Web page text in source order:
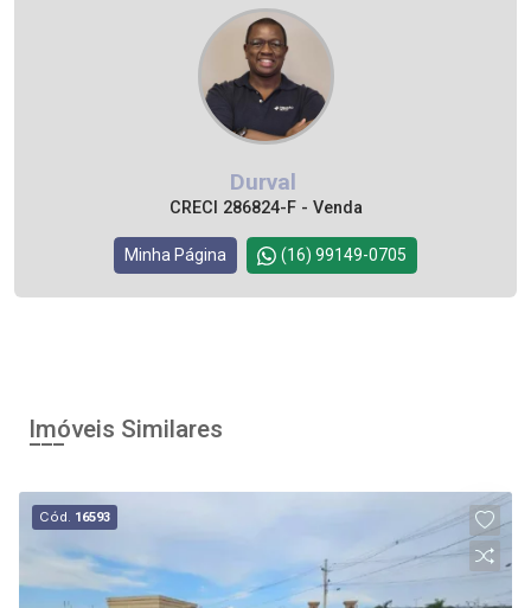
Durval
CRECI 286824-F - Venda
Minha Página (16) 99149-0705
Imóveis Similares
Cód. 16593